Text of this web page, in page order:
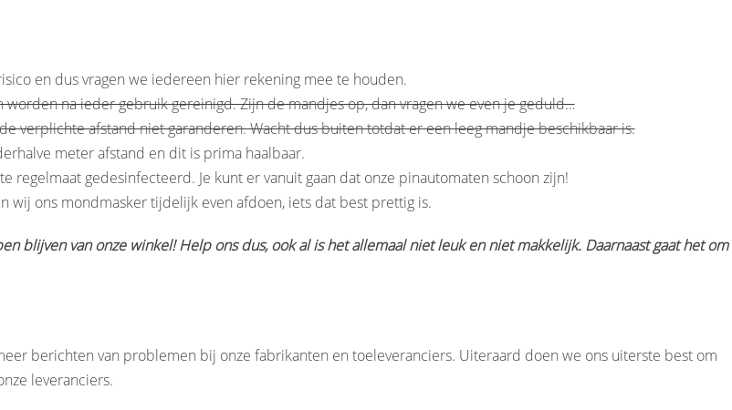
en dus vragen we iedereen hier rekening mee te houden.
worden na ieder gebruik gereinigd. Zijn de mandjes op, dan vragen we even je geduld…
verplichte afstand niet garanderen. Wacht dus buiten totdat er een leeg mandje beschikbaar is.
meter afstand en dit is prima haalbaar.
gedesinfecteerd. Je kunt er vanuit gaan dat onze pinautomaten schoon zijn!
wij ons mondmasker tijdelijk even afdoen, iets dat best prettig is.
blijven van onze winkel! Help ons dus, ook al is het allemaal niet leuk en niet makkelijk. Daarnaast gaat het om
berichten van problemen bij onze fabrikanten en toeleveranciers. Uiteraard doen we ons uiterste best om
leveranciers.